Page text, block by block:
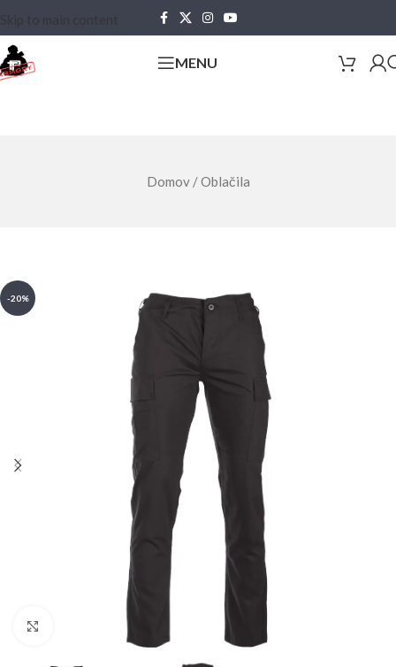
Skip to main content
MENU
Domov /Oblačila
-20%
Click to enlarge